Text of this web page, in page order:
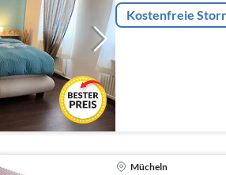
Kostenfreie
Mücheln